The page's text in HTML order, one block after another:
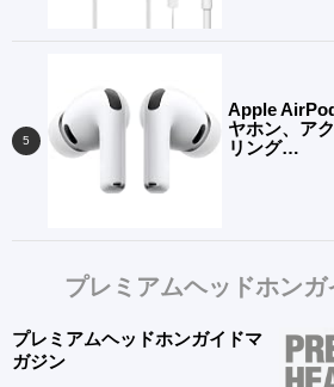
Apple
ヤホン、ア
リング…
プレミアムヘッドホン
プレミアムヘッドホンガイドマ
ガジン